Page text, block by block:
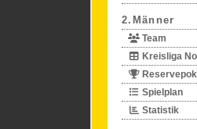
2.Männer
Team
Kreisliga
Spielplan
Statistik